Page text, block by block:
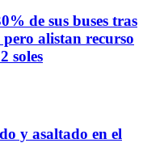
de sus buses tras
alistan recurso
soles
y asaltado en el